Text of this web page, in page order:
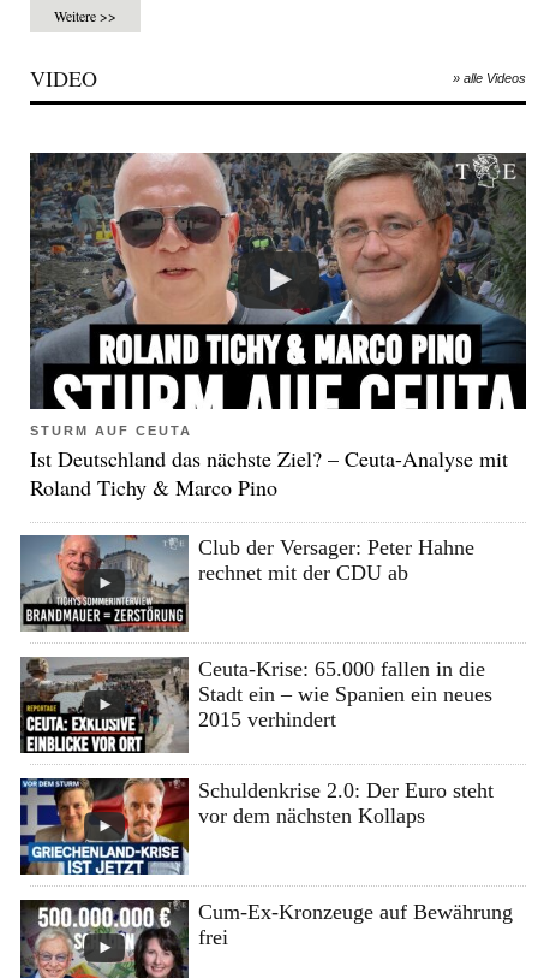
Weitere >>
VIDEO » alle Videos
STURM AUF CEUTA
Ist Deutschland das nächste Ziel? – Ceuta-Analyse mit
Roland Tichy & Marco Pino
Club der Versager: Peter Hahne
rechnet mit der CDU ab
Ceuta-Krise: 65.000 fallen in die
Stadt ein – wie Spanien ein neues
2015 verhindert
Schuldenkrise 2.0: Der Euro steht
vor dem nächsten Kollaps
Cum-Ex-Kronzeuge auf Bewährung
frei